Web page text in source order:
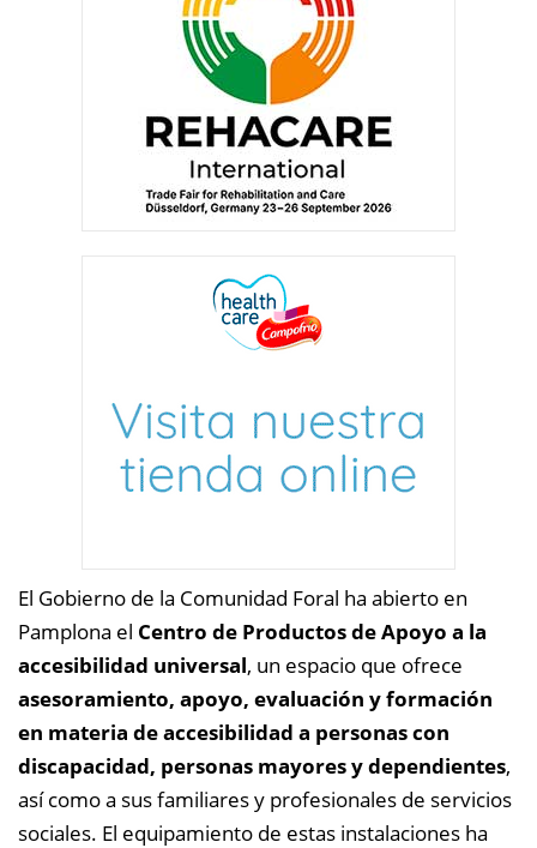
El Gobierno de la Comunidad Foral ha abierto en
Pamplona el Centro de Productos de Apoyo a la
accesibilidad universal, un espacio que ofrece
asesoramiento, apoyo, evaluación y formación
en materia de accesibilidad a personas con
discapacidad, personas mayores y dependientes,
así como a sus familiares y profesionales de servicios
sociales. El equipamiento de estas instalaciones ha